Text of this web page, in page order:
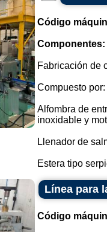
Código
Componentes:
Fabricación de
Compuesto por:
Alfombra de
inoxidable y
Llenador de
Estera tipo
Línea para
Código